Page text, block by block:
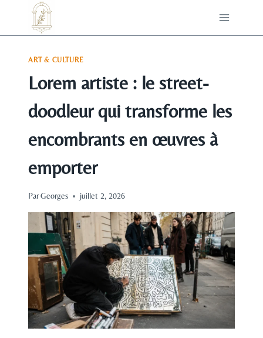
contenu
ART & CULTURE
Lorem artiste : le street-
doodleur qui transforme les
encombrants en œuvres à
emporter
ParGeorges juillet 2, 2026